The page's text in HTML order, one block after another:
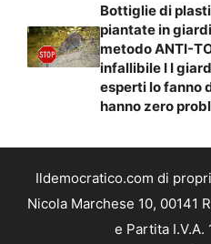
Bottiglie di
piantate in
metodo ANTI-
infallibile I I
esperti lo fanno
hanno zero
Ildemocratico.com di
Nicola Marchese 10, 00141
e Partita I.V.A.